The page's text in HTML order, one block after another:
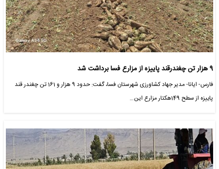
9 هزار تن چغندرقند پاییزه از مزارع فسا برداشت شد
فارس- ایانا- مدیر جهاد کشاورزی شهرستان فسا، گفت: حدود 9 هزار و 161 تن چغندر قند
پاییزه از سطح 149هکتار مزارع این…